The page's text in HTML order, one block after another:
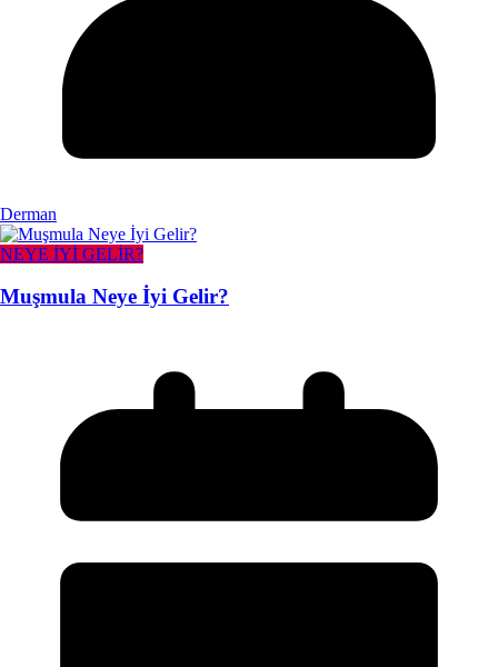
Derman
NEYE İYİ GELİR?
Muşmula Neye İyi Gelir?